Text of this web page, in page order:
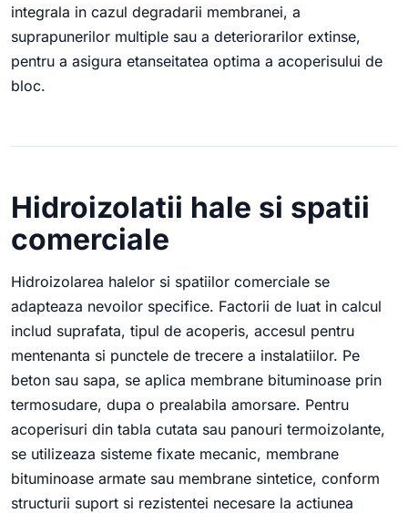
integrala in cazul degradarii membranei, a
suprapunerilor multiple sau a deteriorarilor extinse,
pentru a asigura etanseitatea optima a acoperisului de
bloc.
Hidroizolatii hale si spatii
comerciale
Hidroizolarea halelor si spatiilor comerciale se
adapteaza nevoilor specifice. Factorii de luat in calcul
includ suprafata, tipul de acoperis, accesul pentru
mentenanta si punctele de trecere a instalatiilor. Pe
beton sau sapa, se aplica membrane bituminoase prin
termosudare, dupa o prealabila amorsare. Pentru
acoperisuri din tabla cutata sau panouri termoizolante,
se utilizeaza sisteme fixate mecanic, membrane
bituminoase armate sau membrane sintetice, conform
structurii suport si rezistentei necesare la actiunea